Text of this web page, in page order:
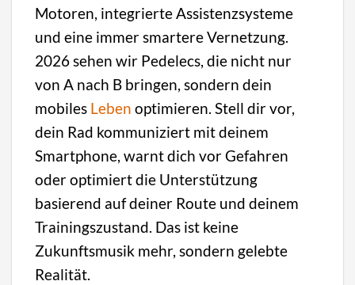
Motoren, integrierte Assistenzsysteme
und eine immer smartere Vernetzung.
2026 sehen wir Pedelecs, die nicht nur
von A nach B bringen, sondern dein
mobiles Leben optimieren. Stell dir vor,
dein Rad kommuniziert mit deinem
Smartphone, warnt dich vor Gefahren
oder optimiert die Unterstützung
basierend auf deiner Route und deinem
Trainingszustand. Das ist keine
Zukunftsmusik mehr, sondern gelebte
Realität.